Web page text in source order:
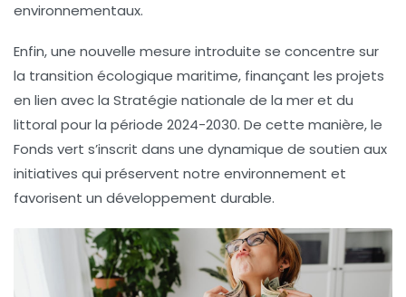
environnementaux.
Enfin, une nouvelle mesure introduite se concentre sur
la transition écologique maritime, finançant les projets
en lien avec la Stratégie nationale de la mer et du
littoral pour la période 2024-2030. De cette manière, le
Fonds vert s’inscrit dans une dynamique de soutien aux
initiatives qui préservent notre environnement et
favorisent un développement durable.